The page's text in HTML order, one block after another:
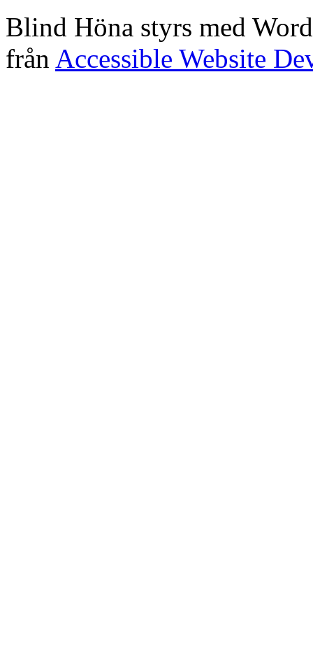
Blind Höna styrs med
från Accessible Website